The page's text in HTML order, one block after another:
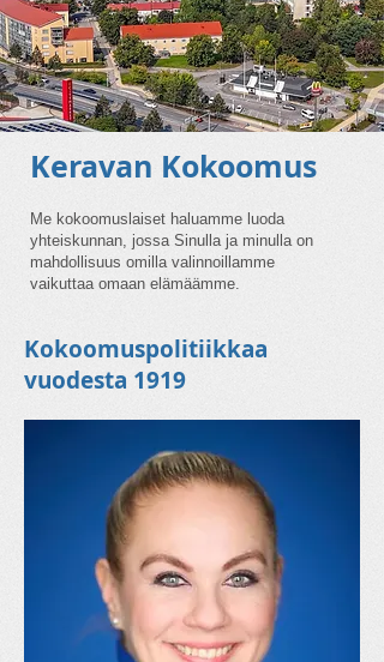
Keravan Kokoomus
Me kokoomuslaiset haluamme luoda
yhteiskunnan, jossa Sinulla ja minulla on
mahdollisuus omilla valinnoillamme
vaikuttaa omaan elämäämme.
Kokoomuspolitiikkaa
vuodesta 1919